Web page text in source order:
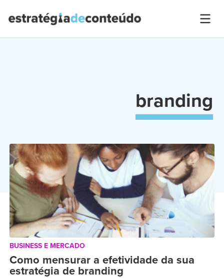
branding
BUSINESS E MERCADO
Como mensurar a efetividade da sua
estratégia de branding